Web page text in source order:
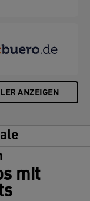
ANZEIGEN
mit